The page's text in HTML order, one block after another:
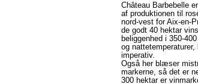
Château Barbebelle
af produktionen til
nord-vest for Aix-en-
de godt 40 hektar
beliggenhed i 350-
og
imperativ.
Også her blæser
markerne, så det er
300 hektar er